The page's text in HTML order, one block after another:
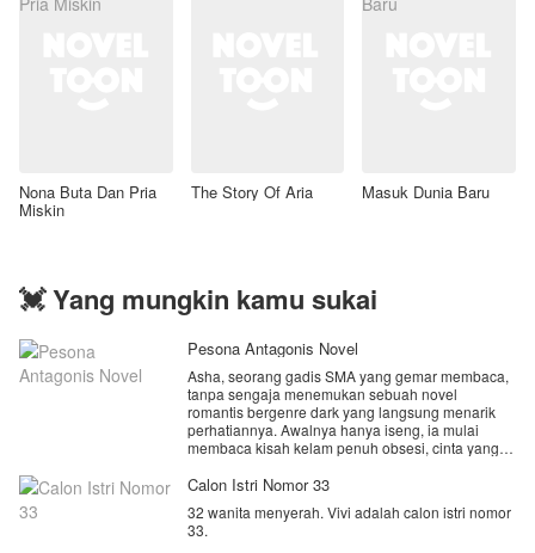
Nona Buta Dan Pria
Miskin
The Story Of Aria Masuk Dunia Baru
💓 Yang mungkin kamu sukai
Pesona Antagonis Novel
Asha, seorang gadis SMA yang gemar membaca,
tanpa sengaja menemukan sebuah novel
romantis bergenre dark yang langsung menarik
perhatiannya. Awalnya hanya iseng, ia mulai
membaca kisah kelam penuh obsesi, cinta yang
memikat. Tanpa sadar, ia terbawa suasana hingga
Namun saat ia terbangun, dunia di sekelilingnya
terasa asing.
Calon Istri Nomor 33
32 wanita menyerah. Vivi adalah calon istri nomor
33.